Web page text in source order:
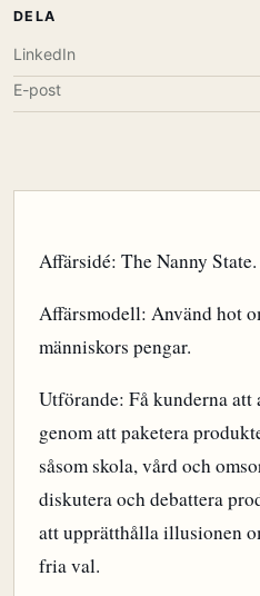
Affärsidé: The Nanny
Affärsmodell: Använd hot
människors pengar.
Utförande: Få kunderna att
genom att paketera
såsom skola, vård och
diskutera och debattera
att upprätthålla illusionen
fria val.
DELA
LinkedIn
E-post